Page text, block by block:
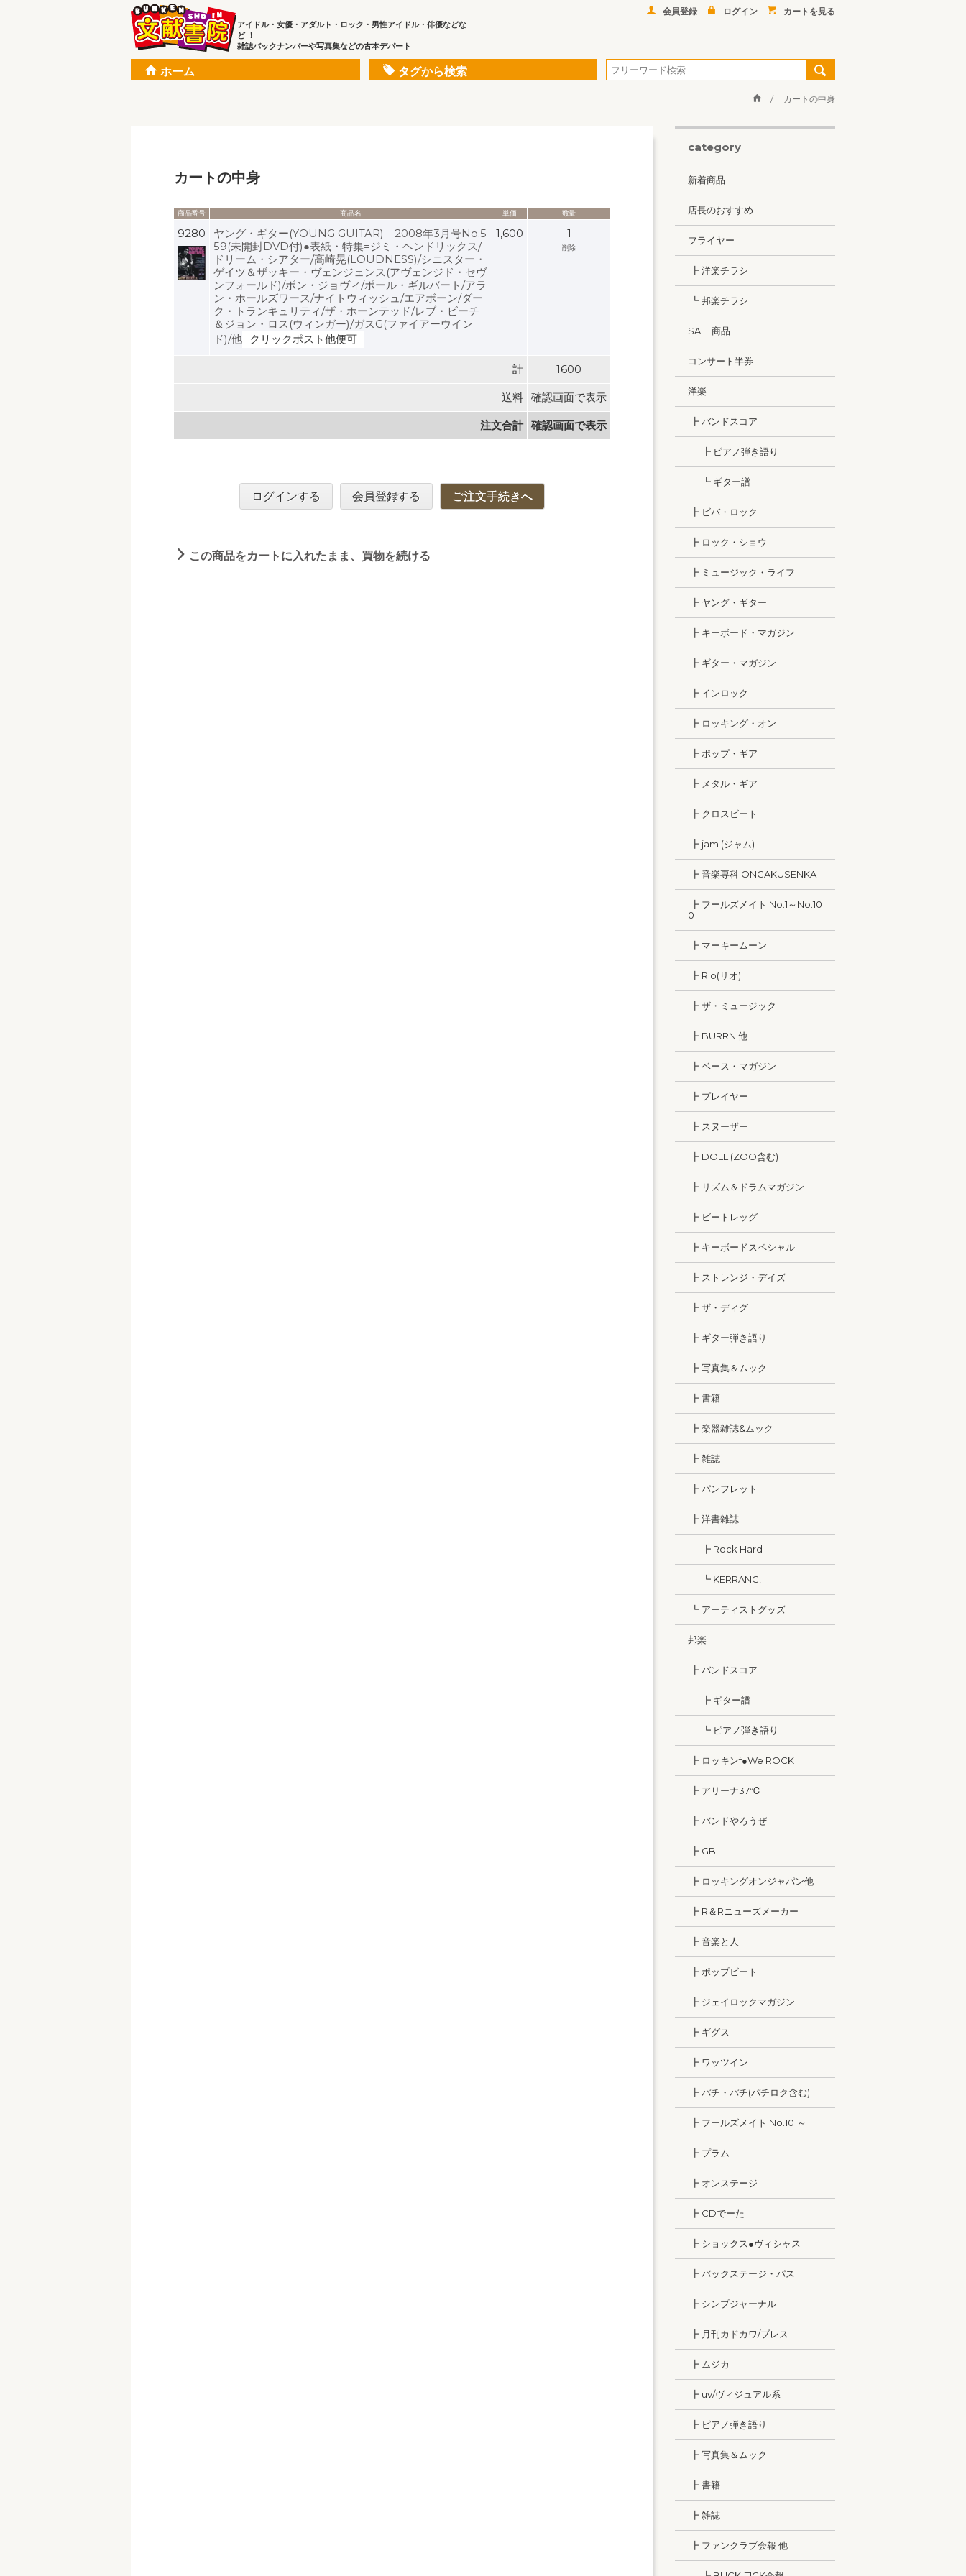
アイドル・女優・アダルト・ロック・男性アイドル・俳優などな
ど ！
雑誌バックナンバーや写真集などの古本デパート
会員登録 ログイン カートを見る
ホーム タグから検索
カートの中身
カートの中身
商品番号 商品名 単価 数量
9280
ヤング・ギター(YOUNG GUITAR) 2008年3月号No.5
59(未開封DVD付)●表紙・特集=ジミ・ヘンドリックス/
ドリーム・シアター/高崎晃(LOUDNESS)/シニスター・
ゲイツ＆ザッキー・ヴェンジェンス(アヴェンジド・セヴ
ンフォールド)/ボン・ジョヴィ/ポール・ギルバート/アラ
ン・ホールズワース/ナイトウィッシュ/エアボーン/ダー
ク・トランキュリティ/ザ・ホーンテッド/レブ・ビーチ
＆ジョン・ロス(ウィンガー)/ガスG(ファイアーウイン
ド)/他
クリックポスト他便可
1,600 1
削除
計 1600
送料 確認画面で表示
注文合計 確認画面で表示
ログインする 会員登録する ご注文手続きへ
この商品をカートに入れたまま、買物を続ける
category
新着商品
店長のおすすめ
フライヤー
┣ 洋楽チラシ
┗ 邦楽チラシ
SALE商品
コンサート半券
洋楽
┣ バンドスコア
┣ ピアノ弾き語り
┗ ギター譜
┣ ビバ・ロック
┣ ロック・ショウ
┣ ミュージック・ライフ
┣ ヤング・ギター
┣ キーボード・マガジン
┣ ギター・マガジン
┣ インロック
┣ ロッキング・オン
┣ ポップ・ギア
┣ メタル・ギア
┣ クロスビート
┣ jam (ジャム)
┣ 音楽専科 ONGAKUSENKA
┣ フールズメイト No.1～No.10
0
┣ マーキームーン
┣ Rio(リオ)
┣ ザ・ミュージック
┣ BURRN!他
┣ ベース・マガジン
┣ プレイヤー
┣ スヌーザー
┣ DOLL (ZOO含む)
┣ リズム＆ドラムマガジン
┣ ビートレッグ
┣ キーボードスペシャル
┣ ストレンジ・デイズ
┣ ザ・ディグ
┣ ギター弾き語り
┣ 写真集＆ムック
┣ 書籍
┣ 楽器雑誌&ムック
┣ 雑誌
┣ パンフレット
┣ 洋書雑誌
┣ Rock Hard
┗ KERRANG!
┗ アーティストグッズ
邦楽
┣ バンドスコア
┣ ギター譜
┗ ピアノ弾き語り
┣ ロッキンf●We ROCK
┣ アリーナ37℃
┣ バンドやろうぜ
┣ GB
┣ ロッキングオンジャパン他
┣ R＆Rニューズメーカー
┣ 音楽と人
┣ ポップビート
┣ ジェイロックマガジン
┣ ギグス
┣ ワッツイン
┣ パチ・パチ(パチロク含む)
┣ フールズメイト No.101～
┣ プラム
┣ オンステージ
┣ CDでーた
┣ ショックス●ヴィシャス
┣ バックステージ・パス
┣ シンプジャーナル
┣ 月刊カドカワ/ブレス
┣ ムジカ
┣ uv/ヴィジュアル系
┣ ピアノ弾き語り
┣ 写真集＆ムック
┣ 書籍
┣ 雑誌
┣ ファンクラブ会報 他